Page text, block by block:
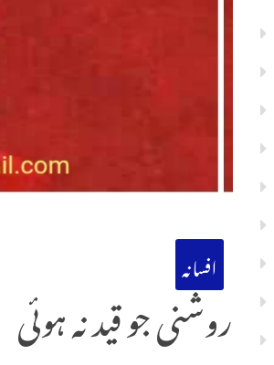
افسانہ
روشنی جو قید نہ ہوئی